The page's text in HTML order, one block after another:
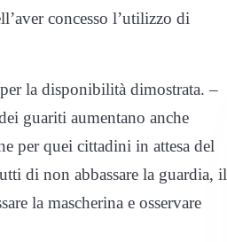
concesso l’utilizzo di
la disponibilità dimostrata. –
guariti aumentano anche
per quei cittadini in attesa del
di non abbassare la guardia, il
la mascherina e osservare